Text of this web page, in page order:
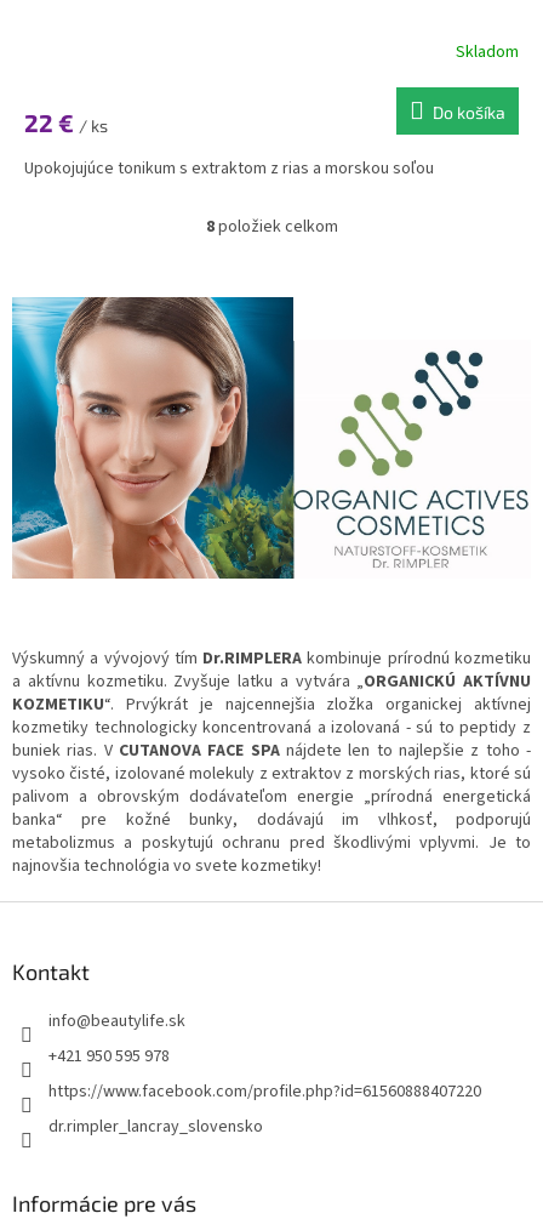
Skladom
22 € / ks
Do košíka
Upokojujúce tonikum s extraktom z rias a morskou soľou
O
á
v
k
y
v
ý
s
u
8položiek celkom
Výskumný a vývojový tím Dr.RIMPLERA kombinuje prírodnú kozmetiku
a aktívnu kozmetiku. Zvyšuje latku a vytvára „ORGANICKÚ AKTÍVNU
KOZMETIKU“. Prvýkrát je najcennejšia zložka organickej aktívnej
kozmetiky technologicky koncentrovaná a izolovaná - sú to peptidy z
buniek rias. V CUTANOVA FACE SPAnájdete len to najlepšie z toho -
vysoko čisté, izolované molekuly z extraktov z morských rias, ktoré sú
palivom a obrovským dodávateľom energie „prírodná energetická
banka“ pre kožné bunky, dodávajú im vlhkosť, podporujú
metabolizmus a poskytujú ochranu pred škodlivými vplyvmi. Je to
najnovšia technológia vo svete kozmetiky!
Kontakt
info@beautylife.sk
+421 950 595 978
https://www.facebook.com/profile.php?id=61560888407220
dr.rimpler_lancray_slovensko
Informácie pre vás